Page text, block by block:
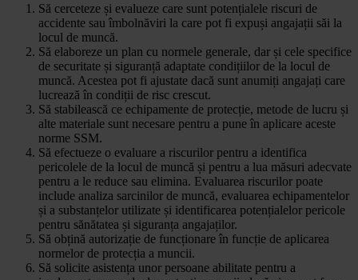
Să cerceteze și evalueze care sunt potențialele riscuri de
accidente sau îmbolnăviri la care pot fi expuși angajații săi la
locul de muncă.
Să elaboreze un plan cu normele generale, dar și cele specifice
de securitate și siguranță adaptate condițiilor de la locul de
muncă. Acestea pot fi ajustate dacă sunt anumiți angajați care
lucrează în condiții de risc crescut.
Să stabilească ce echipamente de protecție, metode de lucru și
alte materiale sunt necesare pentru a pune în aplicare aceste
norme SSM.
Să efectueze o evaluare a riscurilor pentru a identifica
pericolele de la locul de muncă și pentru a lua măsuri adecvate
pentru a le reduce sau elimina. Evaluarea riscurilor poate
include analiza sarcinilor de muncă, evaluarea echipamentelor
și a substanțelor utilizate și identificarea potențialelor pericole
pentru sănătatea și siguranța angajaților.
Să obțină autorizație de funcționare în funcție de aplicarea
normelor de protecția a muncii.
Să solicite asistența unor persoane abilitate pentru a